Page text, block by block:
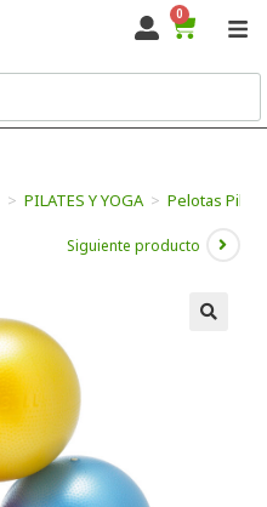
0
> PILATES Y YOGA > Pelotas
Siguiente producto